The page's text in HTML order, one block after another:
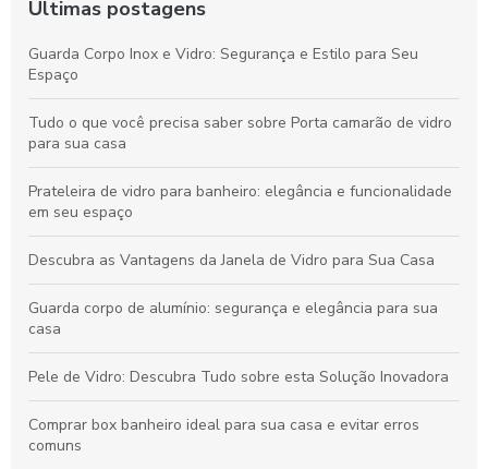
Últimas postagens
Guarda Corpo Inox e Vidro: Segurança e Estilo para Seu
Espaço
Tudo o que você precisa saber sobre Porta camarão de vidro
para sua casa
Prateleira de vidro para banheiro: elegância e funcionalidade
em seu espaço
Descubra as Vantagens da Janela de Vidro para Sua Casa
Guarda corpo de alumínio: segurança e elegância para sua
casa
Pele de Vidro: Descubra Tudo sobre esta Solução Inovadora
Comprar box banheiro ideal para sua casa e evitar erros
comuns